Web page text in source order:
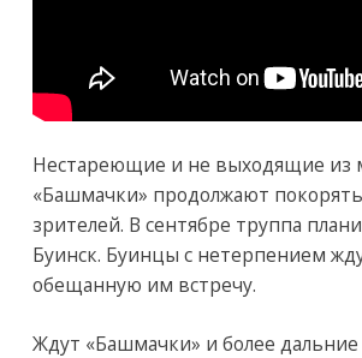
Нестареющие и не выходящие из
«Башмачки» продолжают
зрителей. В сентябре труппа
Буинск. Буинцы с нетерпением
обещанную им встречу.
Ждут «Башмачки» и более дальние